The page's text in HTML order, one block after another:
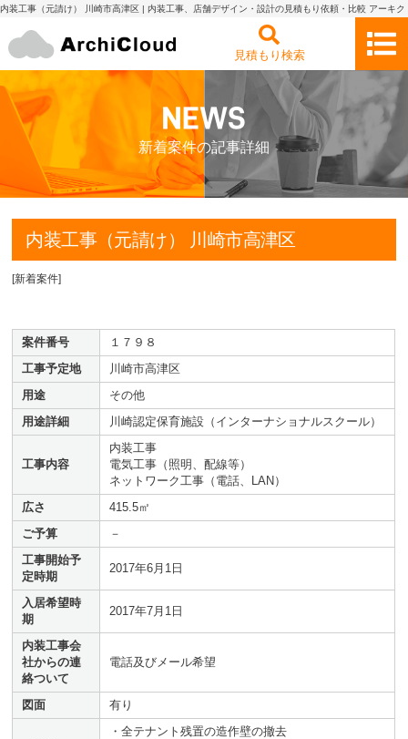
内装工事（元請け） 川崎市高津区 | 内装工事、店舗デザイン・設計の見積もり依頼・比較 アーキク
見積もり検索
新着案件の記事詳細
内装工事（元請け） 川崎市高津区
[新着案件]
案件番号
１７９８
工事予定地
川崎市高津区
用途
その他
用途詳細
川崎認定保育施設（インターナショナルスクール）
工事内容
内装工事
電気工事（照明、配線等）
ネットワーク工事（電話、LAN）
広さ
415.5㎡
ご予算
－
工事開始予
定時期
2017年6月1日
入居希望時
期
2017年7月1日
内装工事会
社からの連
絡ついて
電話及びメール希望
図面 有り
・全テナント残置の造作壁の撤去